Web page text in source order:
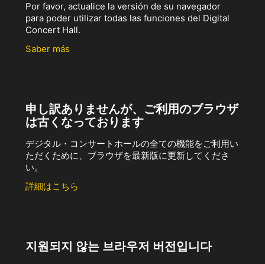
Por favor, actualice la versión de su navegador
para poder utilizar todas las funciones del Digital
Concert Hall.
Saber más
申し訳ありませんが、ご利用のブラウザ
は古くなっております
デジタル・コンサートホールの全ての機能をご利用い
ただくために、ブラウザを最新版に更新してくださ
い。
詳細はこちら
지원되지 않는 브라우저 버전입니다